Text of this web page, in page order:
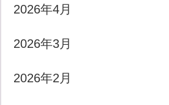
2026年4月
2026年3月
2026年2月